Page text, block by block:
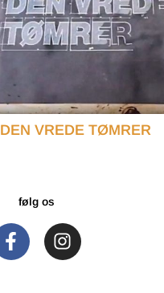
DEN VREDE TØMRER
følg os